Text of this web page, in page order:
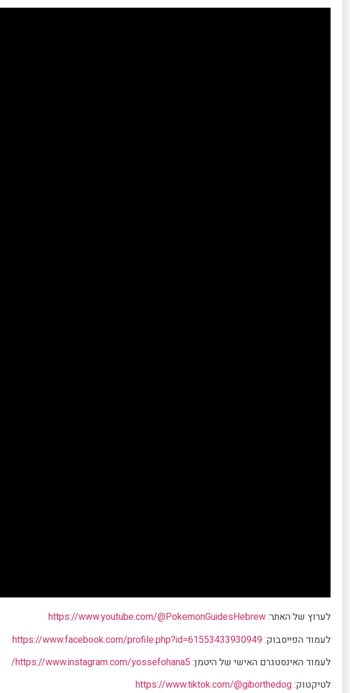
לערוץ של האתר:https://www.youtube.com/@PokemonGuidesHebrew
לעמוד הפייסבוק:https://www.facebook.com/profile.php?id=61553433930949
לעמוד האינסטגרם האישי של היטמן: https://www.instagram.com/yossefohana5/
לטיקטוק:https://www.tiktok.com/@giborthedog